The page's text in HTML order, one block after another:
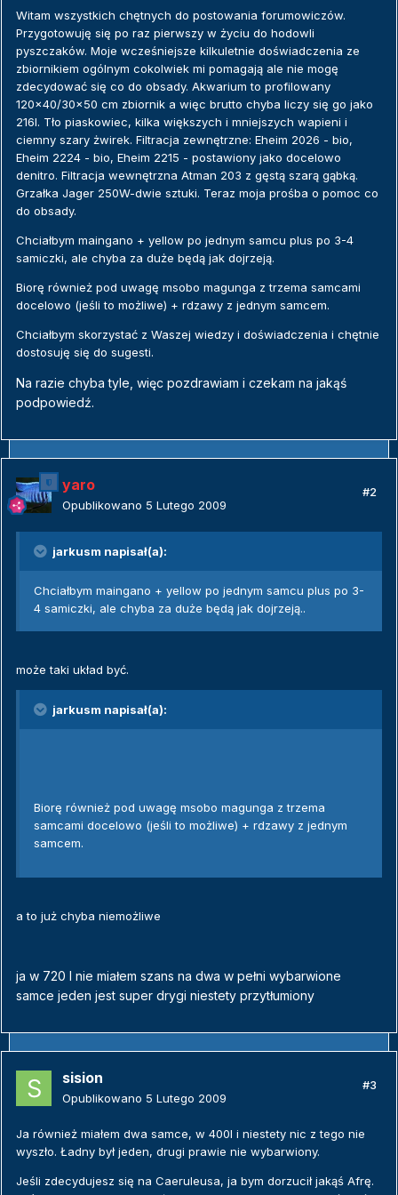
Witam wszystkich chętnych do postowania forumowiczów.
Przygotowuję się po raz pierwszy w życiu do hodowli
pyszczaków. Moje wcześniejsze kilkuletnie doświadczenia ze
zbiornikiem ogólnym cokolwiek mi pomagają ale nie mogę
zdecydować się co do obsady. Akwarium to profilowany
120x40/30x50 cm zbiornik a więc brutto chyba liczy się go jako
216l. Tło piaskowiec, kilka większych i mniejszych wapieni i
ciemny szary żwirek. Filtracja zewnętrzne: Eheim 2026 - bio,
Eheim 2224 - bio, Eheim 2215 - postawiony jako docelowo
denitro. Filtracja wewnętrzna Atman 203 z gęstą szarą gąbką.
Grzałka Jager 250W-dwie sztuki. Teraz moja prośba o pomoc co
do obsady.
Chciałbym maingano + yellow po jednym samcu plus po 3-4
samiczki, ale chyba za duże będą jak dojrzeją.
Biorę również pod uwagę msobo magunga z trzema samcami
docelowo (jeśli to możliwe) + rdzawy z jednym samcem.
Chciałbym skorzystać z Waszej wiedzy i doświadczenia i chętnie
dostosuję się do sugesti.
Na razie chyba tyle, więc pozdrawiam i czekam na jakąś
podpowiedź.
yaro
Opublikowano 5 Lutego 2009
#2
jarkusm napisał(a):
Chciałbym maingano + yellow po jednym samcu plus po 3-
4 samiczki, ale chyba za duże będą jak dojrzeją..
może taki układ być.
jarkusm napisał(a):
Biorę również pod uwagę msobo magunga z trzema
samcami docelowo (jeśli to możliwe) + rdzawy z jednym
samcem.
a to już chyba niemożliwe
ja w 720 l nie miałem szans na dwa w pełni wybarwione
samce jeden jest super drygi niestety przytłumiony
sision
Opublikowano 5 Lutego 2009
#3
Ja również miałem dwa samce, w 400l i niestety nic z tego nie
wyszło. Ładny był jeden, drugi prawie nie wybarwiony.
Jeśli zdecydujesz się na Caeruleusa, ja bym dorzucił jakąś Afrę.